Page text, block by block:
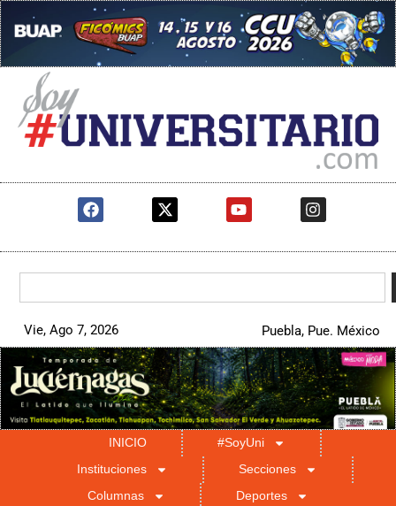
Vie, Ago 7, 2026 Puebla, Pue. México
INICIO
#SoyUni
Instituciones
Secciones
Columnas
Deportes